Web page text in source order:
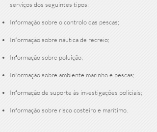
serviços dos seguintes tipos:
Informação sobre o controlo das pescas;
Informação sobre náutica de recreio;
Informação sobre poluição;
Informação sobre ambiente marinho e pescas;
Informação de suporte às investigações policiais;
Informação sobre risco costeiro e marítimo.